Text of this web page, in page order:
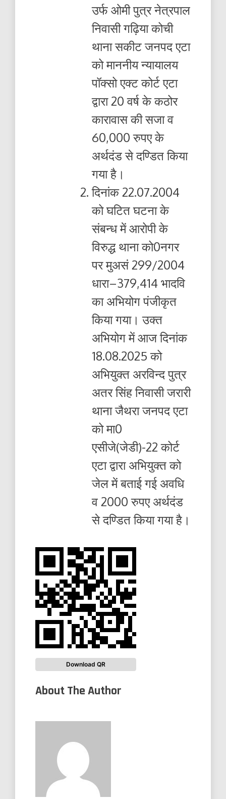
उर्फ ओमी पुत्र नेत्रपाल
निवासी गढ़िया कोची
थाना सकीट जनपद एटा
को माननीय न्यायालय
पॉक्सो एक्ट कोर्ट एटा
द्वारा 20 वर्ष के कठोर
कारावास की सजा व
60,000 रुपए के
अर्थदंड से दण्डित किया
गया है।
दिनांक 22.07.2004
को घटित घटना के
संबन्ध में आरोपी के
विरुद्ध थाना को0नगर
पर मुअसं 299/2004
धारा–379,414 भादवि
का अभियोग पंजीकृत
किया गया। उक्त
अभियोग में आज दिनांक
18.08.2025 को
अभियुक्त अरविन्द पुत्र
अतर सिंह निवासी जरारी
थाना जैथरा जनपद एटा
को मा0
एसीजे(जेडी)-22 कोर्ट
एटा द्वारा अभियुक्त को
जेल में बताई गई अवधि
व 2000 रुपए अर्थदंड
से दण्डित किया गया है।
Download QR
About The Author